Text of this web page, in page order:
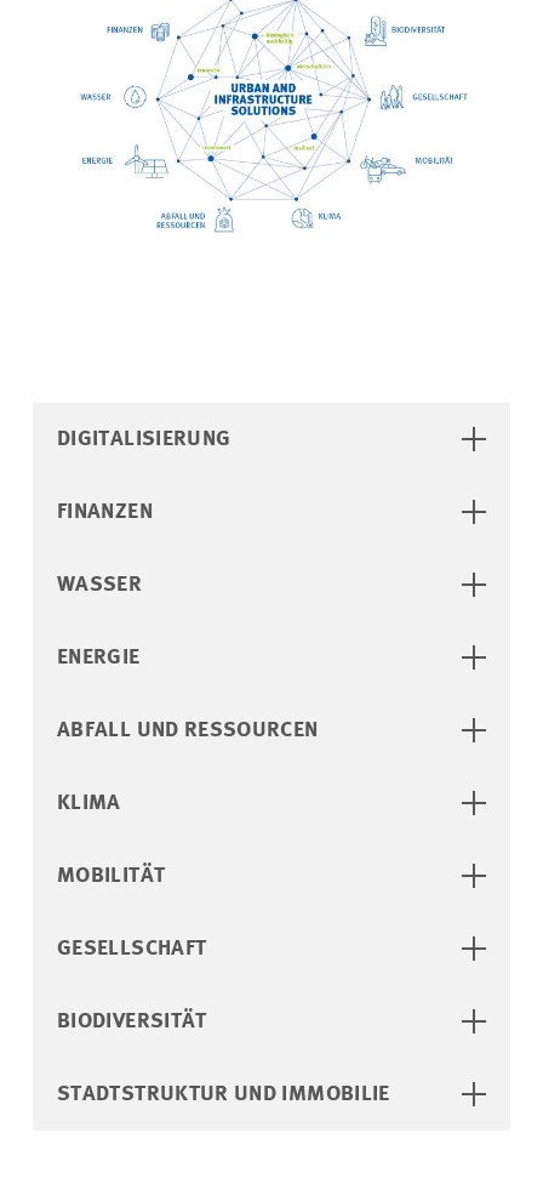
DIGITALISIERUNG
FINANZEN
WASSER
ENERGIE
ABFALL UND RESSOURCEN
KLIMA
MOBILITÄT
GESELLSCHAFT
BIODIVERSITÄT
STADTSTRUKTUR UND IMMOBILIE